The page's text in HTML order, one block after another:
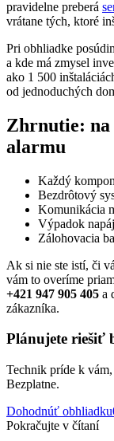
pravidelne preberá
vrátane tých, ktoré
Pri obhliadke
a kde má zmysel
ako 1 500
od jednoduchých
Zhrnutie:
alarmu
Každý
Bezdrôtový
Komunikácia
Výpadok
Zálohovacia
Ak si nie ste istí, či
vám to overíme
+421 947 905 405 a
zákazníka.
Plánujete riešiť
Technik príde k
Bezplatne.
Dohodnúť obhliadku
Pokračujte v čítaní